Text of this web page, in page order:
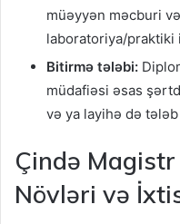
müəyyən məcburi
laboratoriya/praktiki
Bitirmə tələbi:
müdafiəsi əsas
və ya layihə də
Çində Magistr
Növləri və